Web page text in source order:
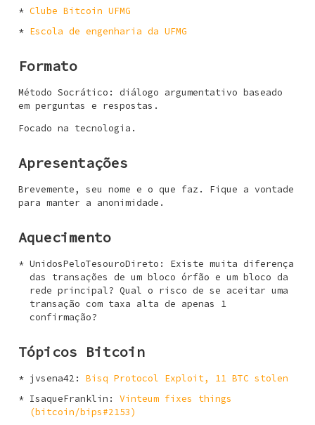
Clube Bitcoin UFMG
Escola de engenharia da UFMG
Formato
Método Socrático: diálogo argumentativo baseado
em perguntas e respostas.
Focado na tecnologia.
Apresentações
Brevemente, seu nome e o que faz. Fique a vontade
para manter a anonimidade.
Aquecimento
UnidosPeloTesouroDireto : Existe muita diferença
das transações de um bloco órfão e um bloco da
rede principal? Qual o risco de se aceitar uma
transação com taxa alta de apenas 1
confirmação?
Tópicos Bitcoin
jvsena42 : Bisq Protocol Exploit, 11 BTC stolen
IsaqueFranklin : Vinteum fixes things
(bitcoin/bips#2153)